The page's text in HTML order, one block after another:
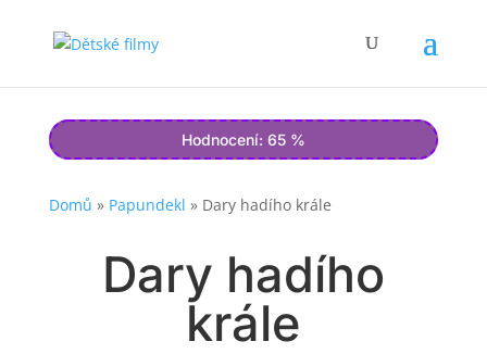
Hodnocení: 65 %
Domů » Papundekl » Dary hadího krále
Dary hadího
krále